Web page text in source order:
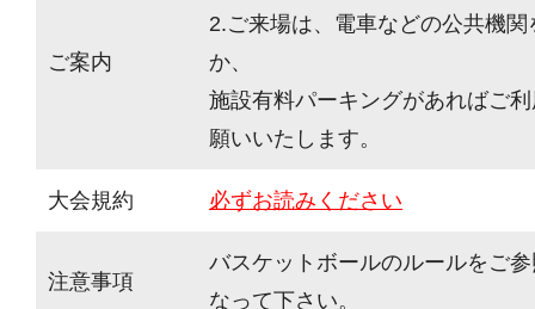
ご案内
2.ご来場は、電車などの公共機
か、
施設有料パーキングがあればご
願いいたします。
大会規約 必ずお読みください
注意事項
バスケットボールのルールをご
なって下さい。